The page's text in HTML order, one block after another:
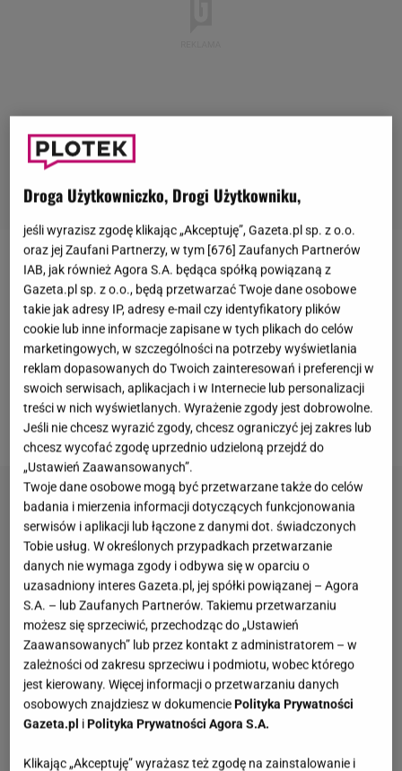
W sobotę na Stadionie Narodowym w Warszawie
odbył się koncertStinga. Muzyk zapewnił nie tylko
wspaniałą rozrywkę fanom, ale także wykorzystał
czas na scenie, aby poruszyć kilka ważnych kwestii,
które mają miejsce na świecie. W trakcie występów
artysta zaprosił Macieja Stuhra na scenę, aby ten
przetłumaczył polskiej publice jego słowa.
Droga Użytkowniczko, Drogi Użytkowniku,
jeśli wyrazisz zgodę klikając „Akceptuję”, Gazeta.pl sp. z o.o.
oraz jej Zaufani Partnerzy, w tym [676] Zaufanych Partnerów
IAB, jak również Agora S.A. będąca spółką powiązaną z
Gazeta.pl sp. z o.o., będą przetwarzać Twoje dane osobowe
takie jak adresy IP, adresy e-mail czy identyfikatory plików
cookie lub inne informacje zapisane w tych plikach do celów
marketingowych, w szczególności na potrzeby wyświetlania
reklam dopasowanych do Twoich zainteresowań i preferencji w
swoich serwisach, aplikacjach i w Internecie lub personalizacji
treści w nich wyświetlanych. Wyrażenie zgody jest dobrowolne.
Jeśli nie chcesz wyrazić zgody, chcesz ograniczyć jej zakres lub
chcesz wycofać zgodę uprzednio udzieloną przejdź do
„Ustawień Zaawansowanych”.
Twoje dane osobowe mogą być przetwarzane także do celów
badania i mierzenia informacji dotyczących funkcjonowania
serwisów i aplikacji lub łączone z danymi dot. świadczonych
Tobie usług. W określonych przypadkach przetwarzanie
danych nie wymaga zgody i odbywa się w oparciu o
uzasadniony interes Gazeta.pl, jej spółki powiązanej – Agora
S.A. – lub Zaufanych Partnerów. Takiemu przetwarzaniu
możesz się sprzeciwić, przechodząc do „Ustawień
Zaawansowanych” lub przez kontakt z administratorem – w
zależności od zakresu sprzeciwu i podmiotu, wobec którego
jest kierowany. Więcej informacji o przetwarzaniu danych
osobowych znajdziesz w dokumenciePolityka Prywatności
Gazeta.pl iPolityka Prywatności Agora S.A.
Klikając „Akceptuję” wyrażasz też zgodę na zainstalowanie i